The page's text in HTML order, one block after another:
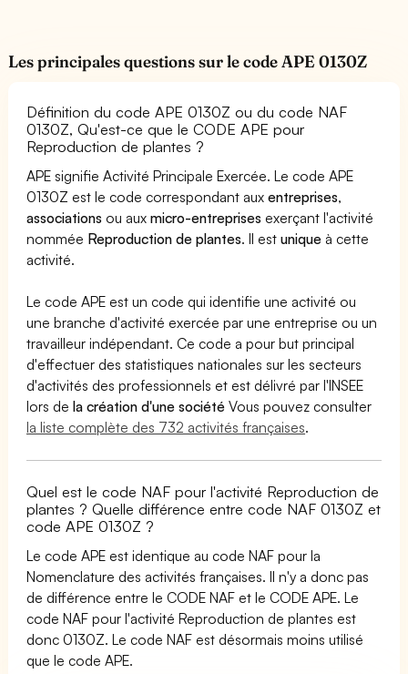
Les principales questions sur le code APE 0130Z
Définition du code APE 0130Z ou du code NAF
0130Z, Qu'est-ce que le CODE APE pour
Reproduction de plantes ?
APE signifie Activité Principale Exercée. Le code APE
0130Z est le code correspondant auxentreprises,
associations ou auxmicro-entreprises exerçant l'activité
nommée Reproduction de plantes. Il estunique à cette
activité.
Le code APE est un code qui identifie une activité ou
une branche d'activité exercée par une entreprise ou un
travailleur indépendant. Ce code a pour but principal
d'effectuer des statistiques nationales sur les secteurs
d'activités des professionnels et est délivré par l'INSEE
lors dela création d'une société Vous pouvez consulter
la liste complète des 732 activités françaises.
Quel est le code NAF pour l'activité Reproduction de
plantes ? Quelle différence entre code NAF 0130Z et
code APE 0130Z ?
Le code APE est identique au code NAF pour la
Nomenclature des activités françaises. Il n'y a donc pas
de différence entre le CODE NAF et le CODE APE. Le
code NAF pour l'activité Reproduction de plantes est
donc 0130Z. Le code NAF est désormais moins utilisé
que le code APE.